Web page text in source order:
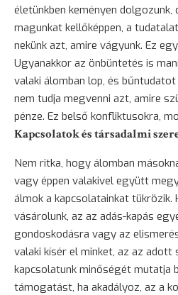
életünkben keményen
magunkat kellőképpen, a
nekünk azt, amire vágyunk. Ez
Ugyanakkor az önbüntetés is
valaki álomban lop, és
nem tudja megvenni azt, amire
pénze. Ez belső konfliktusokra,
Kapcsolatok és társadalmi
Nem ritka, hogy álomban
vagy éppen valakivel együtt
álmok a kapcsolatainkat tükrözik.
vásárolunk, az az adás-kapás
gondoskodásra vagy az
valaki kísér el minket, az az adott
kapcsolatunk minőségét mutatja
támogatást, ha akadályoz, az a